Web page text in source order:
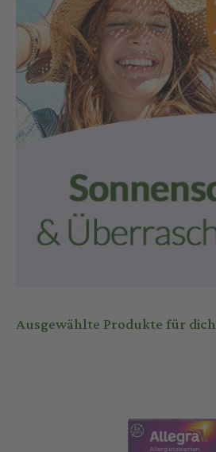
Ausgewählte Produkte für dich